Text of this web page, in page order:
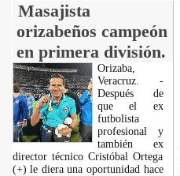
Masajista
orizabeños campeón
en primera división.
Orizaba,
Veracruz. -
Después de
que el ex
futbolista
profesional y
también ex
director técnico Cristóbal Ortega
(+) le diera una oportunidad hace